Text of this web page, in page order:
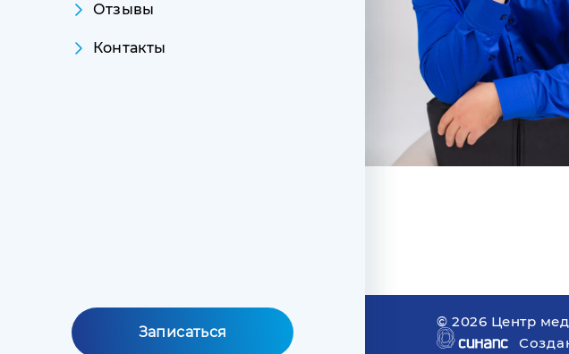
Отзывы
Контакты
Записаться
© 2026 Центр